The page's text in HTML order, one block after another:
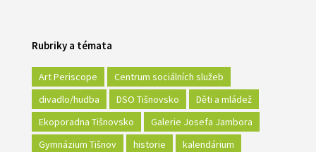
Rubriky a témata
Art Periscope
Centrum sociálních služeb
divadlo/hudba
DSO Tišnovsko
Děti a mládež
Ekoporadna Tišnovsko
Galerie Josefa Jambora
Gymnázium Tišnov
historie
kalendárium